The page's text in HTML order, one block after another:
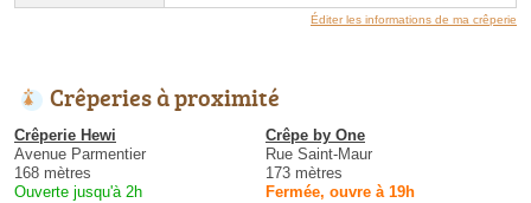
Éditer les informations de ma crêperie
Crêperies à proximité
Crêperie Hewi
Avenue Parmentier
168 mètres
Ouverte jusqu'à 2h
Crêpe by One
Rue Saint-Maur
173 mètres
Fermée, ouvre à 19h